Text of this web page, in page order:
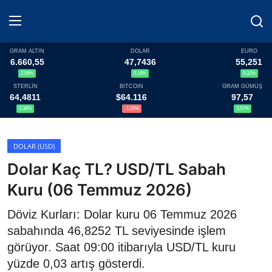
Haberler
Döviz
Altın Fiyatları
Döviz Kurları
Fonlar
Kripto Paralar
Çeviriciler
GRAM ALTIN
6.660,55
2,59%
DOLAR
47,7436
0,18%
EURO
55,251
0,32%
STERLİN
64,4811
0,38%
BITCOIN
$64.116
-1,26%
GRAM GÜMÜŞ
97,57
3,57%
DOLAR (USD)
Dolar Kaç TL? USD/TL Sabah
Kuru (06 Temmuz 2026)
Döviz Kurları: Dolar kuru 06 Temmuz 2026
sabahında 46,8252 TL seviyesinde işlem
görüyor. Saat 09:00 itibarıyla USD/TL kuru
yüzde 0,03 artış gösterdi.